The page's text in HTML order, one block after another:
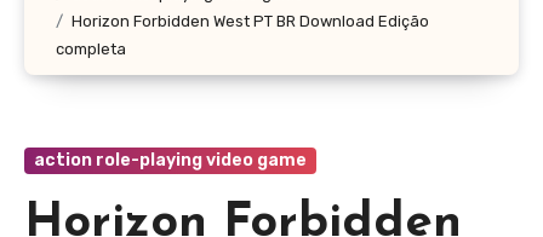
Horizon Forbidden West PT BR Download Edição
completa
action role-playing video game
Horizon Forbidden